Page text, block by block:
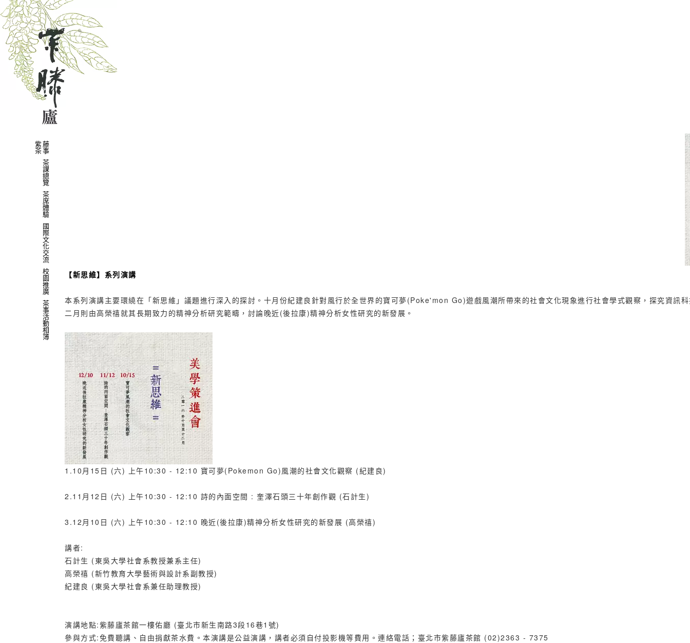
紫藤
茶事
茶
課
總
覽
茶
席
體
驗
國
際
文
化
交
流
校
園
推
廣
茶
事
活
動
相
簿
【新思維】系列演講
本系列演講主要環繞在「新思維」議題進行深入的探討。十月份紀建良針對風行於全世界的寶可夢(Poke'mon Go)遊戲風潮所帶來的社會文化現象進行社會學式觀察，探究資
二月則由高榮禧就其長期致力的精神分析研究範疇，討論晚近(後拉康)精神分析女性研究的新發展。
1.10月15日 (六) 上午10:30 - 12:10 寶可夢(Pokemon Go)風潮的社會文化觀察 (紀建良)
2.11月12日 (六) 上午10:30 - 12:10 詩的內面空間 : 奎澤石頭三十年創作觀 (石計生)
3.12月10日 (六) 上午10:30 - 12:10 晚近(後拉康)精神分析女性研究的新發展 (高榮禧)
講者:
石計生 (東吳大學社會系教授兼系主任)
高榮禧 (新竹教育大學藝術與設計系副教授)
紀建良 (東吳大學社會系兼任助理教授)
演講地點:紫藤廬茶館一樓佑廳 (臺北市新生南路3段16巷1號)
參與方式:免費聽講、自由捐獻茶水費。本演講是公益演講，講者必須自付投影機等費用。連絡電話；臺北市紫藤廬茶館 (02)2363 - 7375